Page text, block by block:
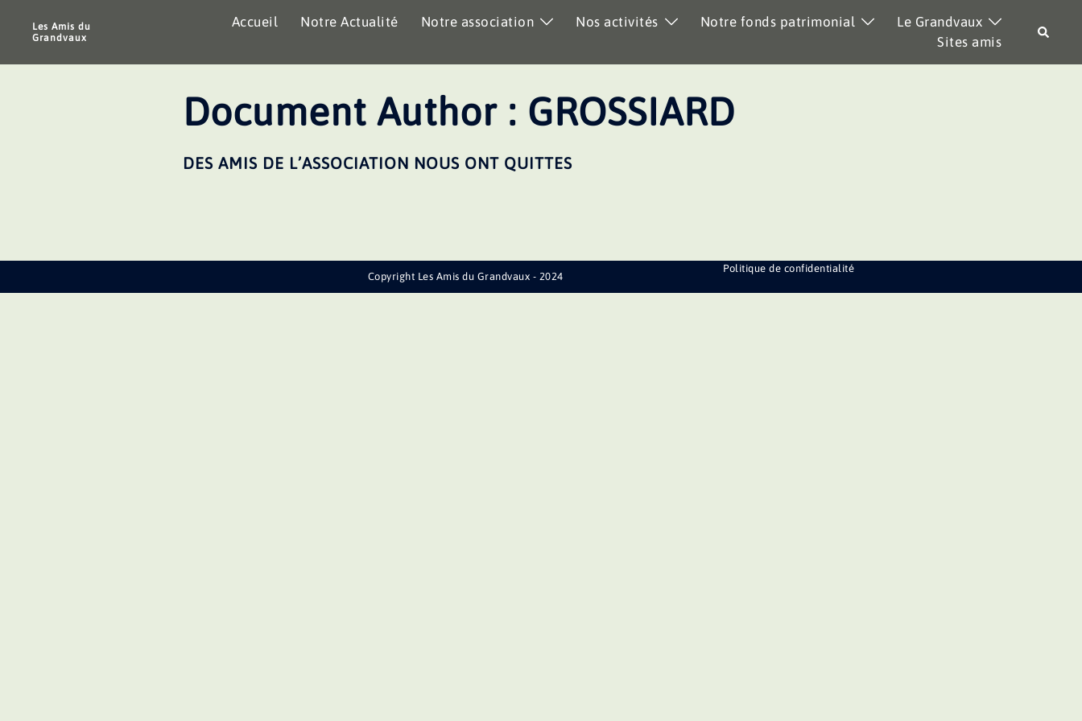
Les Amis du
Grandvaux
Accueil Notre Actualité Notre association Nos activités Notre fonds patrimonial
Le Grandvaux
Sites amis
Document Author : GROSSIARD
DES AMIS DE L’ASSOCIATION NOUS ONT QUITTES
Copyright Les Amis du Grandvaux - 2024
Politique de confidentialité